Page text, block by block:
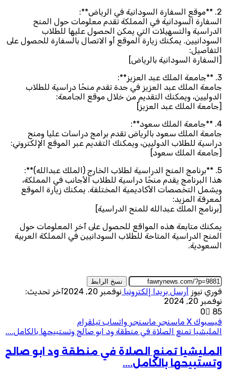
2. **موقع السفارة السودانية في الرياض**:
السفارة السودانية في المملكة تقدم معلومات حول المنح
الدراسية والتسهيلات التي يمكن الحصول عليها للطلاب
السودانيين. يمكنك زيارة الموقع أو الاتصال بالسفارة للحصول على
التفاصيل:
[السفارة السودانية بالرياض]
3. **جامعة الملك عبد العزيز**:
جامعة الملك عبد العزيز في جدة تقدم منحًا دراسية للطلاب
الدوليين، ويمكنك التقديم من خلال موقع الجامعة:
[جامعة الملك عبد العزيز]
4. **جامعة الملك سعود**:
جامعة الملك سعود بالرياض تقدم برامج دراسات عليا ومنح
دراسية للطلاب الدوليين، ويمكنك التقديم عبر الموقع الإلكتروني:
[جامعة الملك سعود]
5. **برنامج المنح الدراسية لطلاب الخارج (الملك عبدالله)**:
هذا البرنامج يقدم منحًا دراسية للطلاب الأجانب في المملكة،
ويشمل التخصصات الأكاديمية المختلفة. يمكنك زيارة الموقع
لمعرفة المزيد:
[برنامج الملك عبدالله للمنح الدراسية]
يمكنك متابعة هذه المواقع للحصول على آخر المعلومات حول
المنح الدراسية المتاحة للطلاب السودانيين في المملكة العربية
السعودية.
نسخ الرابط
فوري نيوز أرسل بريدا إلكترونيا نوفمبر 20, 2024
آخر تحديث:
نوفمبر 20, 2024
0
85
فيسبوك ‫X ماسنجر ماسنجر واتساب تيلقرام
المليشيا تمنع الصلاة في منطقة ود ابو صالح وتستبيحها بالكامل....
المليشيا تمنع الصلاة في منطقة ود ابو صالح
وتستبيحها بالكامل....